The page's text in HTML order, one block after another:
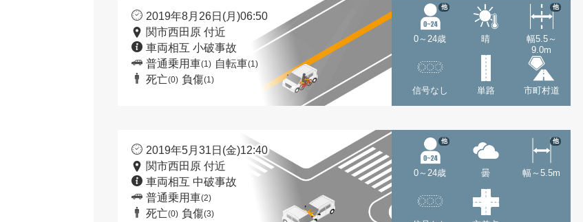
2019年8月26日(月)06:50
関市西田原 付近
車両相互 小破事故
普通乗用車(1) 自転車(1)
死亡(0) 負傷(1)
0～24歳
他
晴
幅5.5～
9.0m
他
信号なし 単路 市町村道
2019年5月31日(金)12:40
関市西田原 付近
車両相互 中破事故
普通乗用車(2)
死亡(0) 負傷(3)
0～24歳
他
曇 幅～5.5m
他